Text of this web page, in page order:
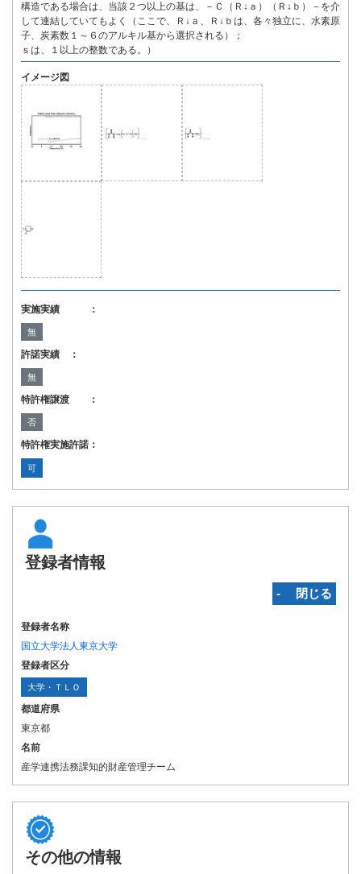
構造である場合は、当該２つ以上の基は、－Ｃ（Ｒ↓ａ）（Ｒ↓ｂ）－を介
して連結していてもよく（ここで、Ｒ↓ａ、Ｒ↓ｂは、各々独立に、水素原
子、炭素数１～６のアルキル基から選択される）；
ｓは、１以上の整数である。）
イメージ図
実施実績 ：
無
許諾実績 ：
無
特許権譲渡 ：
否
特許権実施許諾：
可
登録者情報
‐ 閉じる
登録者名称
国立大学法人東京大学
登録者区分
大学・ＴＬＯ
都道府県
東京都
名前
産学連携法務課知的財産管理チーム
その他の情報